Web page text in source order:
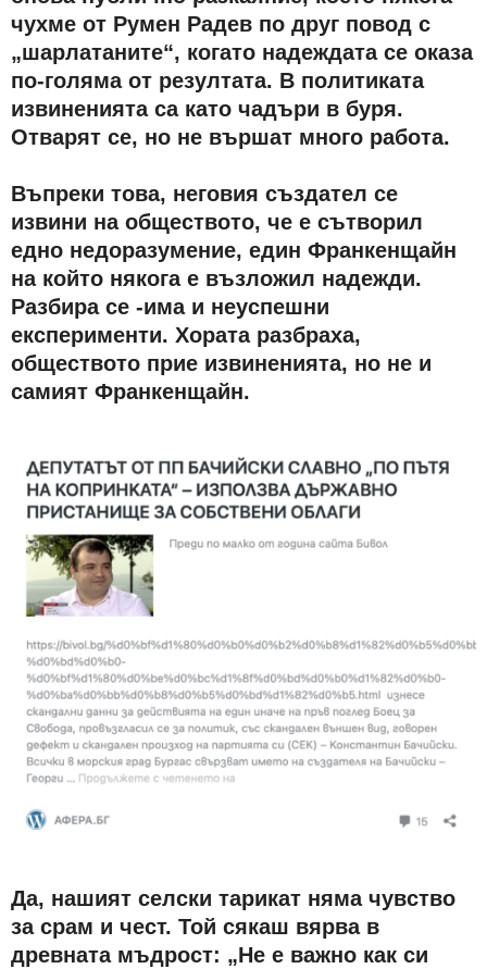
чухме от Румен Радев по друг повод с
„шарлатаните“, когато надеждата се оказа
по-голяма от резултата. В политиката
извиненията са като чадъри в буря.
Отварят се, но не вършат много работа.
Въпреки това, неговия създател се
извини на обществото, че е сътворил
едно недоразумение, един Франкенщайн
на който някога е възложил надежди.
Разбира се -има и неуспешни
експерименти. Хората разбраха,
обществото прие извиненията, но не и
самият Франкенщайн.
Да, нашият селски тарикат няма чувство
за срам и чест. Той сякаш вярва в
древната мъдрост: „Не е важно как си